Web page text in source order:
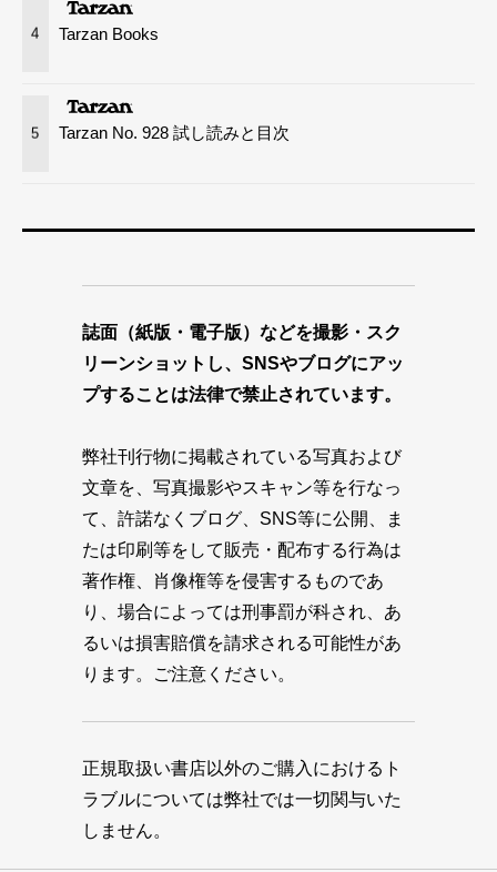
4 Tarzan Books
5 Tarzan No. 928 試し読みと目次
誌面（紙版・電子版）などを撮影・スク
リーンショットし、SNSやブログにアッ
プすることは法律で禁止されています。
弊社刊行物に掲載されている写真および
文章を、写真撮影やスキャン等を行なっ
て、許諾なくブログ、SNS等に公開、ま
たは印刷等をして販売・配布する行為は
著作権、肖像権等を侵害するものであ
り、場合によっては刑事罰が科され、あ
るいは損害賠償を請求される可能性があ
ります。ご注意ください。
正規取扱い書店以外のご購入におけるト
ラブルについては弊社では一切関与いた
しません。